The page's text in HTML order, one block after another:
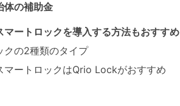
体の補助金
マートロックを導入する方法もおすすめ
クの2種類のタイプ
マートロックはQrio Lockがおすすめ